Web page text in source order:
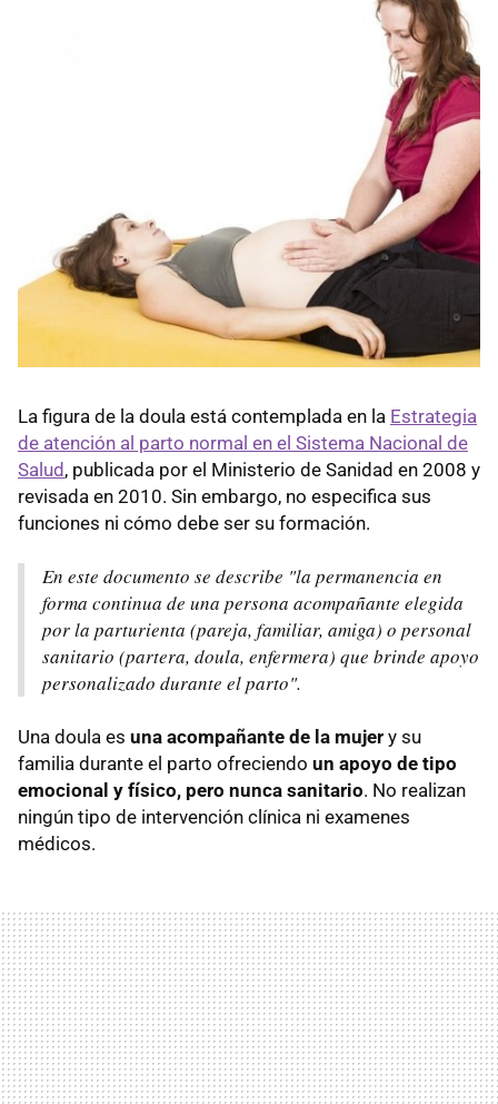
La figura de la doula está contemplada en la Estrategia
de atención al parto normal en el Sistema Nacional de
Salud , publicada por el Ministerio de Sanidad en 2008 y
revisada en 2010. Sin embargo, no especifica sus
funciones ni cómo debe ser su formación.
En este documento se describe "la permanencia en
forma continua de una persona acompañante elegida
por la parturienta (pareja, familiar, amiga) o personal
sanitario (partera, doula, enfermera) que brinde apoyo
personalizado durante el parto".
Una doula es una acompañante de la mujer y su
familia durante el parto ofreciendo un apoyo de tipo
emocional y físico, pero nunca sanitario. No realizan
ningún tipo de intervención clínica ni examenes
médicos.